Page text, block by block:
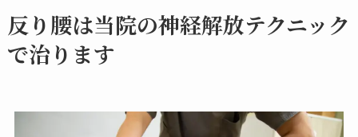
反り腰は当院の神経解放テクニック
で治ります